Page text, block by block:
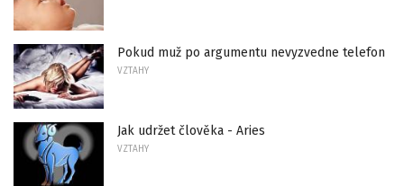
Pokud muž po argumentu nevyzvedne telefon
VZTAHY
Jak udržet člověka - Aries
VZTAHY